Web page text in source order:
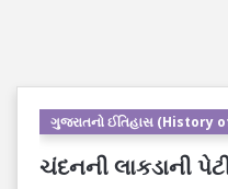
ગુજરાતનો ઈતિહાસ (History
ચંદનની લાકડાની